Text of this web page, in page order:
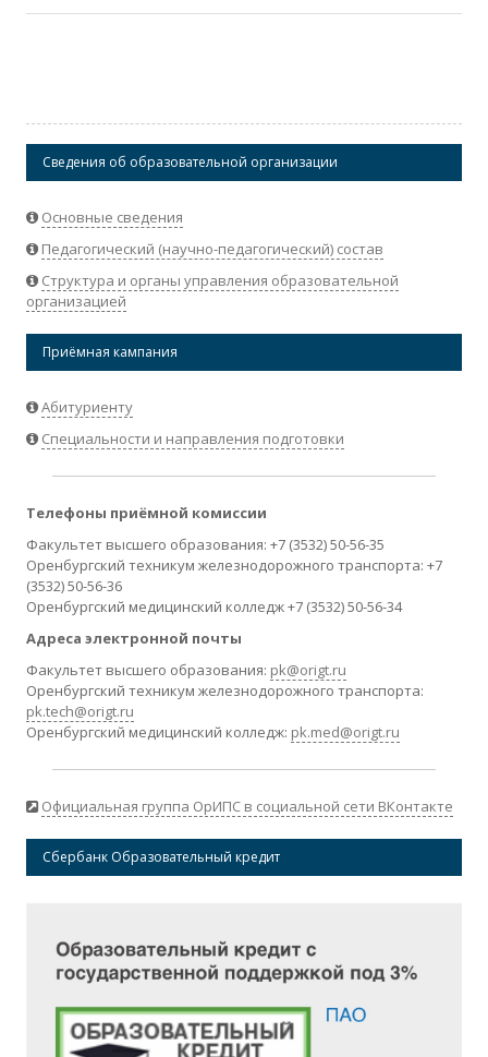
Сведения об образовательной организации
Основные сведения
Педагогический (научно-педагогический) состав
Структура и органы управления образовательной
организацией
Приёмная кампания
Абитуриенту
Специальности и направления подготовки
Телефоны приёмной комиссии
Факультет высшего образования: +7 (3532) 50-56-35
Оренбургский техникум железнодорожного транспорта: +7
(3532) 50-56-36
Оренбургский медицинский колледж +7 (3532) 50-56-34
Адреса электронной почты
Факультет высшего образования: pk@origt.ru
Оренбургский техникум железнодорожного транспорта:
pk.tech@origt.ru
Оренбургский медицинский колледж: pk.med@origt.ru
Официальная группа ОрИПС в социальной сети ВКонтакте
Сбербанк Образовательный кредит